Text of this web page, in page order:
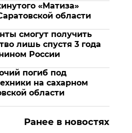
«Матиза»
области
смогут получить
лишь спустя 3 года
России
погиб под
на сахарном
области
Ранее в новостях